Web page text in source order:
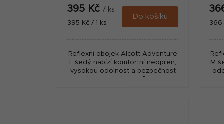
395 Kč / ks
Měrná
395 Kč / 1 ks
Do košíku
Reflexní obojek Alcott Adventure
L šedý nabízí komfortní neopren,
vysokou odolnost a bezpečnost
díky reflexním prvkům pro
366
M